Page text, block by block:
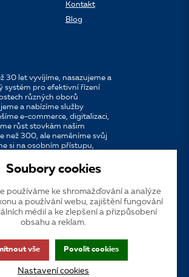
Kontakt
Blog
30 let vyvíjíme, nasazujeme a
systém pro efektivní řízení
různých oborů
a nabízíme služby
e-commerce, digitalizaci,
růst stovkám našim
než 300, ale neměníme svůj
si na osobním přístupu,
SK
Dotační publicita
VOS
Přístupnost
Soubory cookies
používáme ke shromažďování a analýze
a používání webu, zajištění fungování
médií a ke zlepšení a přizpůsobení
obsahu a reklam.
vše Povolit cookies
Nastavení cookies